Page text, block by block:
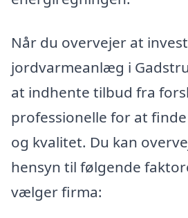
Når du overvejer at
jordvarmeanlæg i
at indhente tilbud fra
professionelle for at
og kvalitet. Du kan
hensyn til følgende
vælger firma: